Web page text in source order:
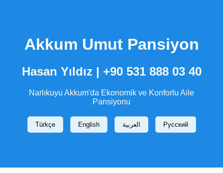
Akkum Umut Pansiyon
Hasan Yıldız | +90 531 888 03 40
Narlıkuyu Akkum'da Ekonomik ve Konforlu Aile
Pansiyonu
Türkçe English العربية Русский